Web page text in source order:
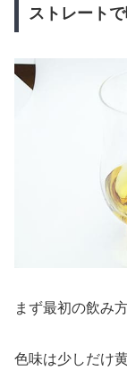
ストレート
まず最初の飲み
色味は少しだけ